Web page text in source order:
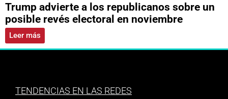
Trump advierte a los republicanos sobre un
posible revés electoral en noviembre
Leer más
TENDENCIAS EN LAS REDES